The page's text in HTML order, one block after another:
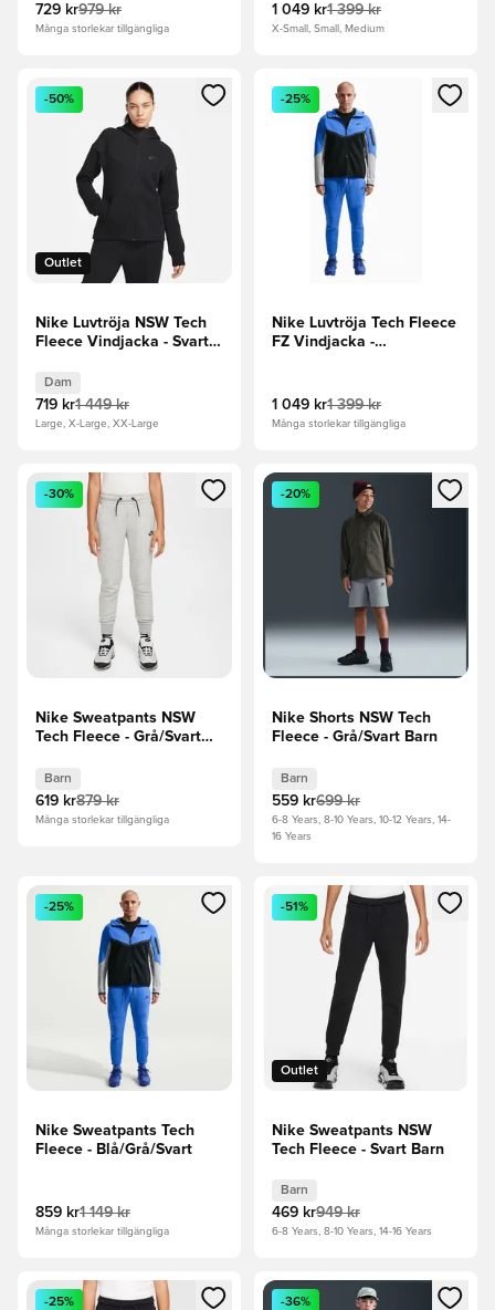
729 kr979 kr
Många storlekar tillgängliga
1 049 kr1 399 kr
X-Small, Small, Medium
Öppnar en Modal för att logga in eller registrera dig som
Outlet
-50%
Nike Luvtröja NSW Tech
Fleece Vindjacka - Svart
Dam
719 kr1 449 kr
Large, X-Large, XX-Large
Öppnar en Modal för att
-25%
Nike Luvtröja Tech Fleece
FZ Vindjacka -
1 049 kr1 399 kr
Många storlekar tillgängliga
Öppnar en Modal för att logga in eller registrera dig som
-30%
Nike Sweatpants NSW
Tech Fleece - Grå/Svart
Barn
619 kr879 kr
Många storlekar tillgängliga
Öppnar en Modal för att
-20%
Nike Shorts NSW Tech
Fleece - Grå/Svart Barn
Barn
559 kr699 kr
6-8 Years, 8-10 Years, 10-12 Years, 14-
16 Years
Öppnar en Modal för att logga in eller registrera dig som
-25%
Nike Sweatpants Tech
Fleece - Blå/Grå/Svart
859 kr1 149 kr
Många storlekar tillgängliga
Öppnar en Modal för att
Outlet
-51%
Nike Sweatpants NSW
Tech Fleece - Svart Barn
Barn
469 kr949 kr
6-8 Years, 8-10 Years, 14-16 Years
Öppnar en Modal för att logga in eller registrera dig som
-25%
Öppnar en Modal för att
-36%